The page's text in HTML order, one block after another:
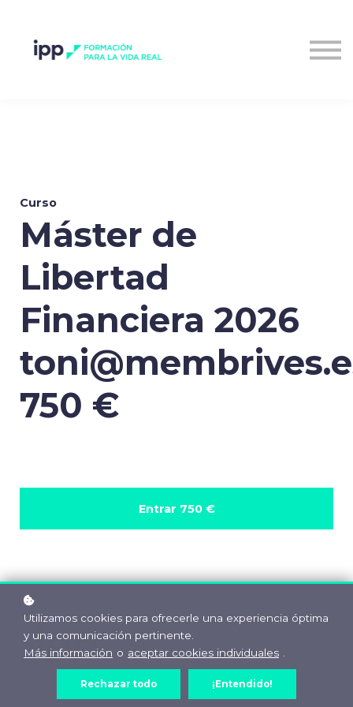
Curso
Máster de
Libertad
Financiera 2026
750 €
Entrar 750 €
Utilizamos cookies para ofrecerle una experiencia óptima
y una comunicación pertinente.
Más información o aceptar cookies individuales
Rechazar todo ¡Entendido!